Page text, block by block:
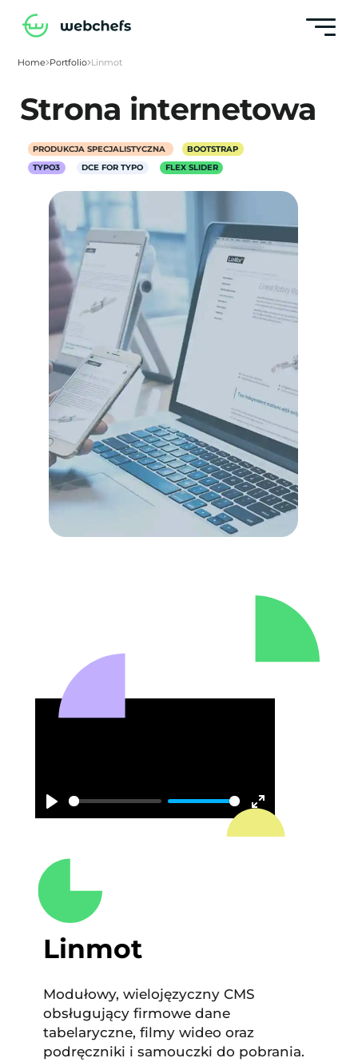
Home Portfolio Linmot
Strona internetowa
PRODUKCJA SPECJALISTYCZNA BOOTSTRAP
TYPO3 DCE FOR TYPO FLEX SLIDER
Play
Enter
fullscreen
Linmot
Modułowy, wielojęzyczny CMS
obsługujący firmowe dane
tabelaryczne, filmy wideo oraz
podręczniki i samouczki do pobrania.